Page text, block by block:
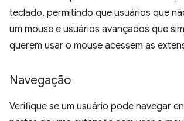
teclado, permitindo que usuários que
um mouse e usuários avançados que
querem usar o mouse acessem as
Navegação
Verifique se um usuário pode navegar